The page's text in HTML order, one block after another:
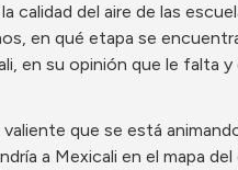
calidad del aire de las
en qué etapa se
en su opinión que le falta
que se está
a Mexicali en el mapa